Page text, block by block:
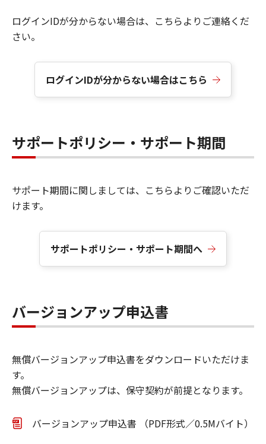
ログインIDが分からない場合は、こちらよりご連絡くだ
さい。
ログインIDが分からない場合はこちら
サポートポリシー・サポート期間
サポート期間に関しましては、こちらよりご確認いただ
けます。
サポートポリシー・サポート期間へ
バージョンアップ申込書
無償バージョンアップ申込書をダウンロードいただけま
す。
無償バージョンアップは、保守契約が前提となります。
バージョンアップ申込書 （PDF形式／0.5Mバイト）